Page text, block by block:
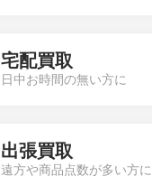
宅配買取
日中お時間の無い方に
出張買取
遠方や商品点数が多い方に